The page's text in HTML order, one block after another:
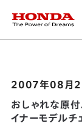
HONDA The
2007年08月
おしゃれな原付
イナーモデルチ